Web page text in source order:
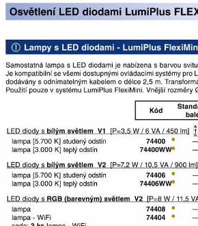
•
•
•
•
•
•